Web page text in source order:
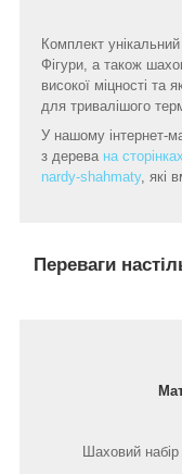
Комплект
Фігури, а також
високої міцності та
для тривалішого
У нашому інтернет-
з дерева на
nardy-shahmaty, які
Переваги
Шаховий набір